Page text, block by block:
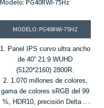
VGA y dos altavoces estéreo
con el soporte VESA, lo que
permite montar el monitor
fácilmente en la pared.
MODELO: PG40RWI-75HZ
1. Panel IPS curvo ultra ancho
de 40” 21:9 WUHD
(5120*2160) 2800R.
2. 1.070 millones de colores,
gama de colores sRGB del 99
%, HDR10, precisión Delta E